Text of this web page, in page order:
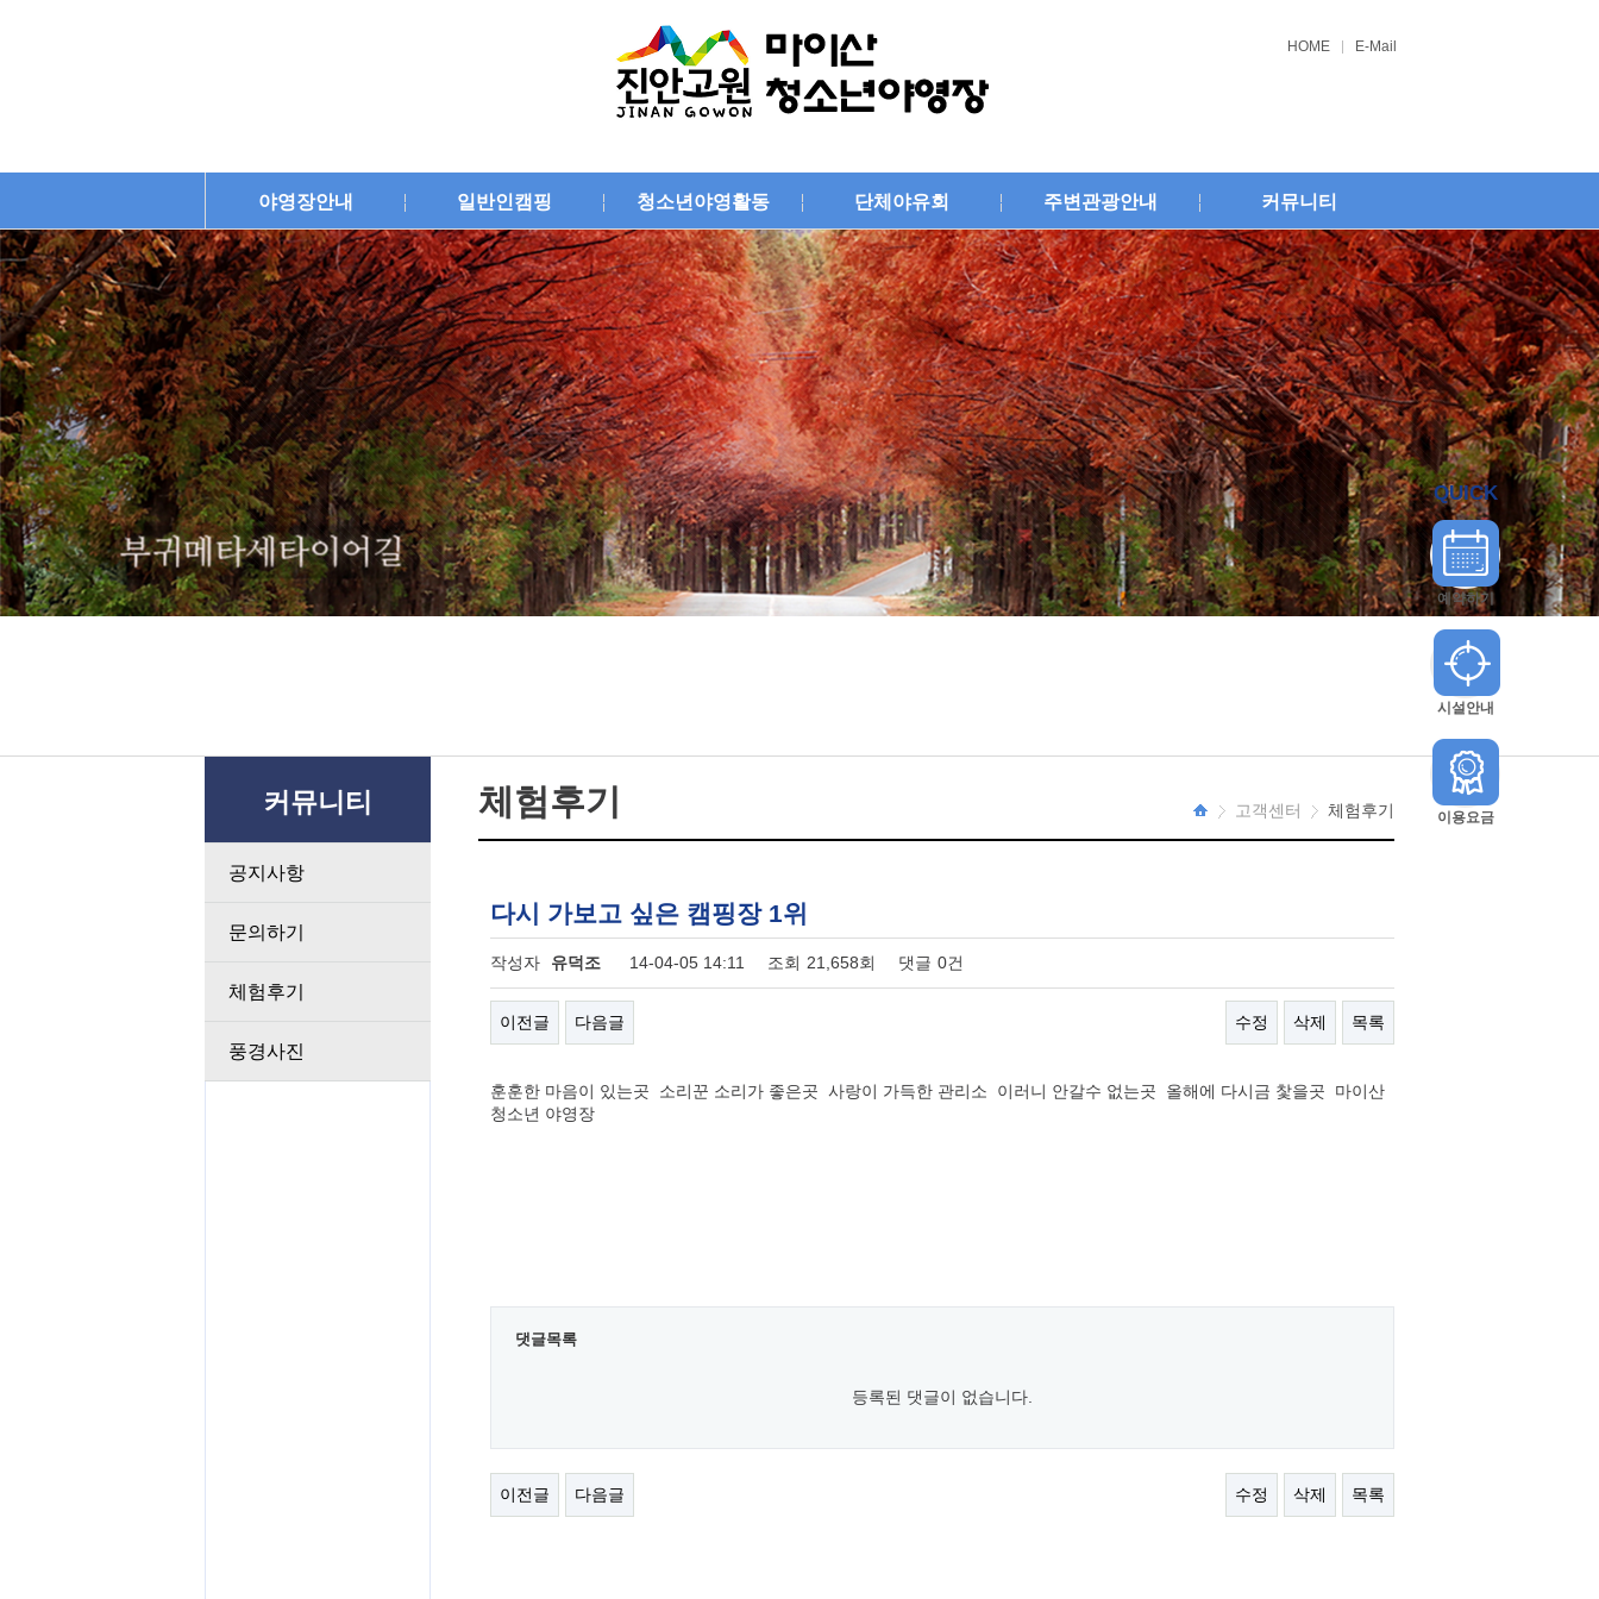
HOME E-Mail
야영장안내 일반인캠핑 청소년야영활동 단체야유회 주변관광안내 커뮤니티
커뮤니티
공지사항
문의하기
체험후기
풍경사진
체험후기 고객센터 체험후기
다시 가보고 싶은 캠핑장 1위
작성자 유덕조 14-04-05 14:11 조회 21,658회 댓글 0건
이전글 다음글 수정 삭제 목록
훈훈한 마음이 있는곳 소리꾼 소리가 좋은곳 사랑이 가득한 관리소 이러니 안갈수 없는곳 올해에 다시금 찿을곳 마이산
청소년 야영장
댓글목록
등록된 댓글이 없습니다.
이전글 다음글 수정 삭제 목록
QUICK
예약하기
시설안내
이용요금